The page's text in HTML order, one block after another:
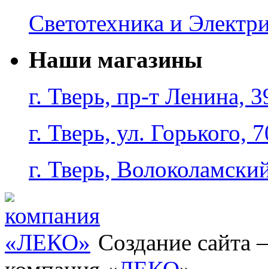
Светотехника и
Наши магазины
г. Тверь, пр-т Ленина,
г. Тверь, ул. Горького,
г. Тверь,
Создание сайта